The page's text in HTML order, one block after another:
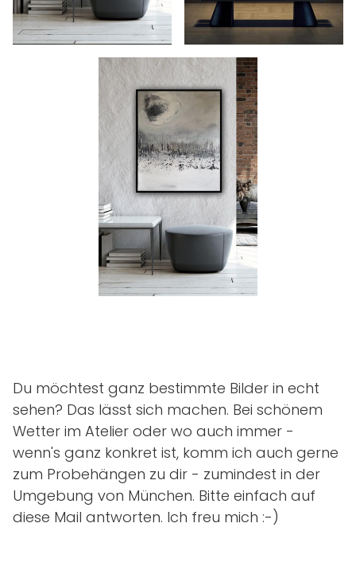
HOME
ÜBER MICH
AUSSTELLUNGEN
NEWSLETTER
GALERIE
KLEINE WERKE
IMPRESSIONEN
Du möchtest ganz bestimmte Bilder in echt
sehen? Das lässt sich machen. Bei schönem
Wetter im Atelier oder wo auch immer -
wenn's ganz konkret ist, komm ich auch gerne
zum Probehängen zu dir - zumindest in der
Umgebung von München. Bitte einfach auf
diese Mail antworten. Ich freu mich :-)